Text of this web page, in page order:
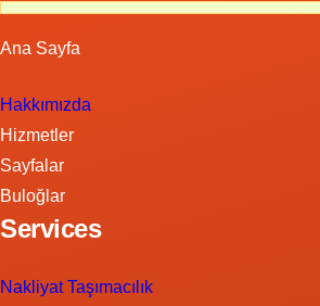
Ana Sayfa
Hakkımızda
Hizmetler
Sayfalar
Buloğlar
Services
Nakliyat Taşımacılık